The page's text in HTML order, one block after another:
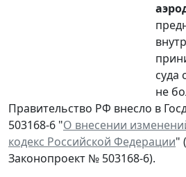
суда
не
Правительство РФ внесло в
503168-6 "О внесении
кодекс Российской Федерации"
Законопроект № 503168-6).